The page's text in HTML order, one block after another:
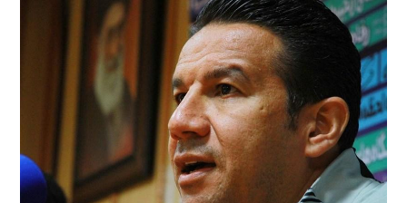
ورزشی
جهان
اجتماعی
حوادث